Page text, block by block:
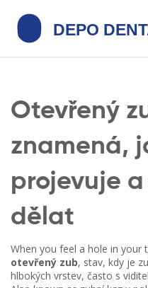
Otevřený
znamená,
projevuje
dělat
When you feel a hole in your
otevřený zub, stav, kdy je
hlbokých vrstev, často s